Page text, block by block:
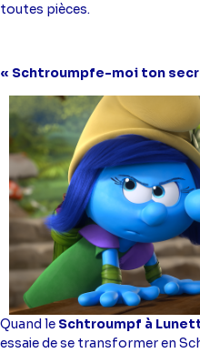
toutes pièces.
« Schtroumpfe-moi ton
Quand le Schtroumpf à
essaie de se transformer en